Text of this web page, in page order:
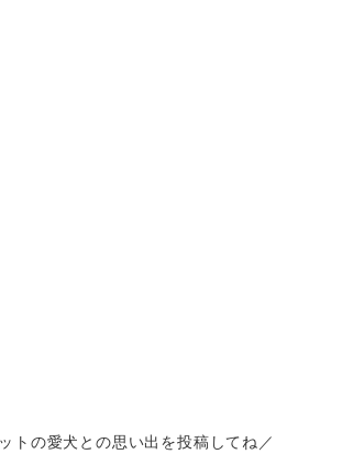
トの愛犬との思い出を投稿してね／